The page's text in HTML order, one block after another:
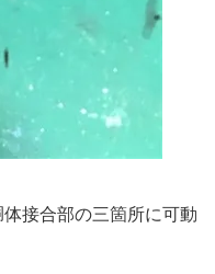
接合部の三箇所に可動